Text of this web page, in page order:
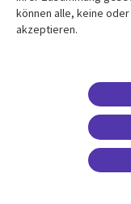
Mediathek
Library
GERMANY
Aktuelles
können alle, keine
akzeptieren.